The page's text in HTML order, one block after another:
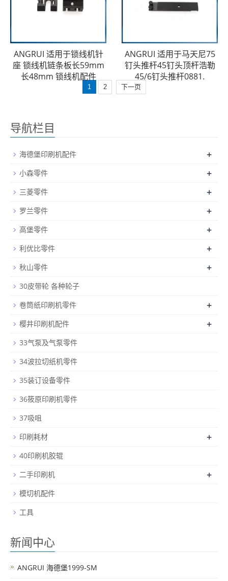
ANGRUI 适用于锁线机针
座 锁线机链条板长59mm
长48mm 锁线机配件
ANGRUI 适用于马天尼75
钉头推杆45钉头顶杆浩勒
45/6钉头推杆0881.
1 2 下一页
导航栏目
海德堡印刷机配件 +
小森零件 +
三菱零件 +
罗兰零件 +
高堡零件 +
利优比零件 +
秋山零件 +
30皮带轮 各种轮子
卷筒纸印刷机零件
+
樱井印刷机配件 +
33气泵及气泵零件
34波拉切纸机零件
35装订设备零件
36筱原印刷机零件
37吸咀
印刷耗材
+
40印刷机胶辊
二手印刷机
+
模切机配件
工具
新闻中心
ANGRUI 海德堡1999-SM